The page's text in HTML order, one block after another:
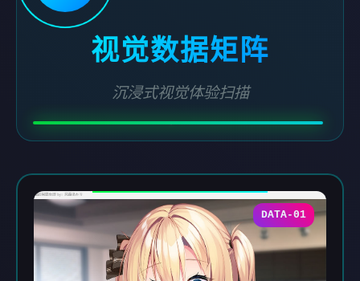
视觉数据矩阵
沉浸式视觉体验扫描
DATA-01